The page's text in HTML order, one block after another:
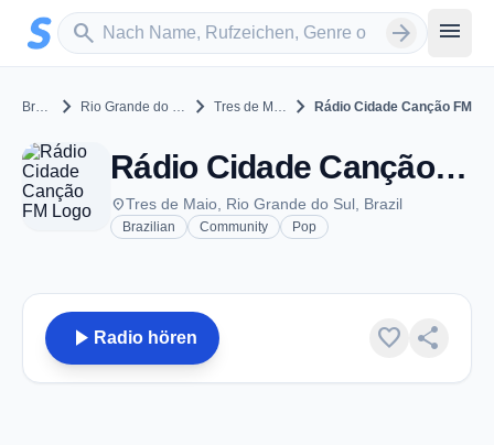
Zum Hauptinhalt springen
search
Sender suchen arrow_forward menu
Brazil chevron_right Rio Grande do Sul chevron_right Tres de Maio chevron_right Rádio Cidade Canção FM
Rádio Cidade Canção FM - FM 102.3 - Tres de Maio
placeTres de Maio, Rio Grande do Sul, Brazil
Brazilian Community Pop
play_arrow Radio hören favorite share